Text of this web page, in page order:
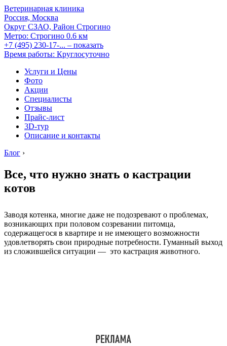
Ветеринарная клиника
Россия, Москва
Округ СЗАО, Район Строгино
Метро: Строгино 0.6 км
+7 (495) 230-17-... – показать
Время работы: Круглосуточно
Услуги и Цены
Фото
Акции
Специалисты
Отзывы
Прайс-лист
3D-тур
Описание и контакты
Блог ›
Все, что нужно знать о кастрации
котов
Заводя котенка, многие даже не подозревают о проблемах,
возникающих при половом созревании питомца,
содержащегося в квартире и не имеющего возможности
удовлетворять свои природные потребности. Гуманный выход
из сложившейся ситуации — это кастрация животного.